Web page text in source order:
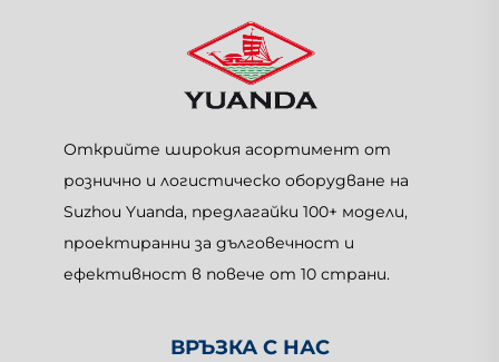
Открийте широкия асортимент от
рознично и логистическо оборудване на
Suzhou Yuanda, предлагайки 100+ модели,
проектиранни за дълговечност и
ефективност в повече от 10 страни.
ВРЪЗКА С НАС